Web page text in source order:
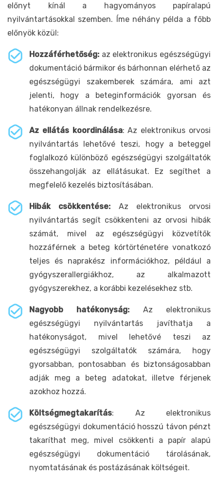
előnyt kínál a hagyományos papíralapú
nyilvántartásokkal szemben. Íme néhány példa a főbb
előnyök közül:
Hozzáférhetőség: az elektronikus egészségügyi
dokumentáció bármikor és bárhonnan elérhető az
egészségügyi szakemberek számára, ami azt
jelenti, hogy a beteginformációk gyorsan és
hatékonyan állnak rendelkezésre.
Az ellátás koordinálása: Az elektronikus orvosi
nyilvántartás lehetővé teszi, hogy a beteggel
foglalkozó különböző egészségügyi szolgáltatók
összehangolják az ellátásukat. Ez segíthet a
megfelelő kezelés biztosításában.
Hibák csökkentése: Az elektronikus orvosi
nyilvántartás segít csökkenteni az orvosi hibák
számát, mivel az egészségügyi közvetítők
hozzáférnek a beteg kórtörténetére vonatkozó
teljes és naprakész információkhoz, például a
gyógyszerallergiákhoz, az alkalmazott
gyógyszerekhez, a korábbi kezelésekhez stb.
Nagyobb hatékonyság: Az elektronikus
egészségügyi nyilvántartás javíthatja a
hatékonyságot, mivel lehetővé teszi az
egészségügyi szolgáltatók számára, hogy
gyorsabban, pontosabban és biztonságosabban
adják meg a beteg adatokat, illetve férjenek
azokhoz hozzá.
Költségmegtakarítás: Az elektronikus
egészségügyi dokumentáció hosszú távon pénzt
takaríthat meg, mivel csökkenti a papír alapú
egészségügyi dokumentáció tárolásának,
nyomtatásának és postázásának költségeit.